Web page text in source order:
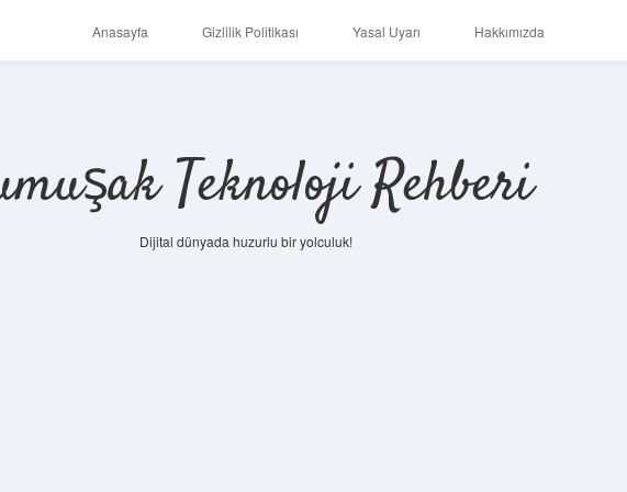
Anasayfa Gizlilik Politikası Yasal Uyarı Hakkımızda
Teknoloji Rehberi
Dijital dünyada huzurlu bir yolculuk!